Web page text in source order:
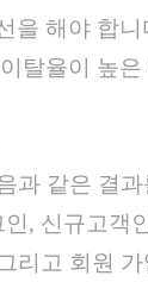
해야 합
탈율이 높
같은 결
, 신규고
고 회원